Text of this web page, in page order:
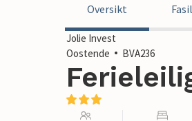
Oversikt
Jolie Invest
Oostende
BVA236